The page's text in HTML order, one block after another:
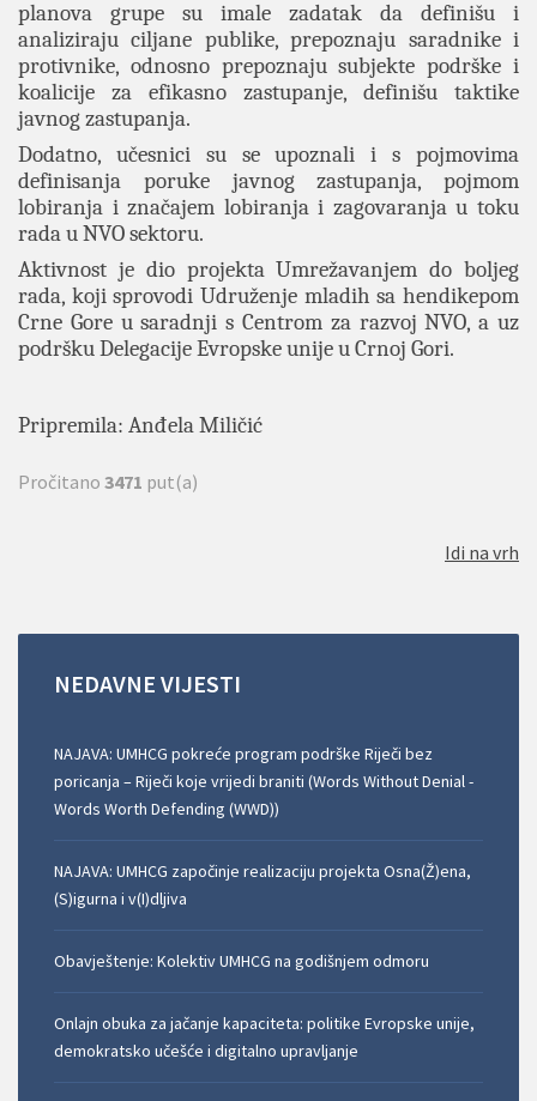
planova grupe su imale zadatak da definišu i
analiziraju ciljane publike, prepoznaju saradnike i
protivnike, odnosno prepoznaju subjekte podrške i
koalicije za efikasno zastupanje, definišu taktike
javnog zastupanja.
Dodatno, učesnici su se upoznali i s pojmovima
definisanja poruke javnog zastupanja, pojmom
lobiranja i značajem lobiranja i zagovaranja u toku
rada u NVO sektoru.
Aktivnost je dio projekta Umrežavanjem do boljeg
rada, koji sprovodi Udruženje mladih sa hendikepom
Crne Gore u saradnji s Centrom za razvoj NVO, a uz
podršku Delegacije Evropske unije u Crnoj Gori.
Pripremila: Anđela Miličić
Pročitano 3471 put(a)
Idi na vrh
NEDAVNE VIJESTI
NAJAVA: UMHCG pokreće program podrške Riječi bez
poricanja – Riječi koje vrijedi braniti (Words Without Denial -
Words Worth Defending (WWD))
NAJAVA: UMHCG započinje realizaciju projekta Osna(Ž)ena,
(S)igurna i v(I)dljiva
Obavještenje: Kolektiv UMHCG na godišnjem odmoru
Onlajn obuka za jačanje kapaciteta: politike Evropske unije,
demokratsko učešće i digitalno upravljanje